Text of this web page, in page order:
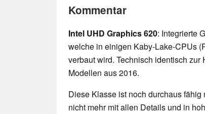
Kommentar
Intel UHD Graphics 620: Integrierte
welche in einigen Kaby-Lake-CPUs
verbaut wird. Technisch identisch
Modellen aus 2016.
Diese Klasse ist noch durchaus
nicht mehr mit allen Details und in